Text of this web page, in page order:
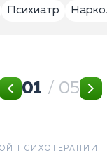
Психиатр
01 / 05
ПСИХОТЕРАПИИ